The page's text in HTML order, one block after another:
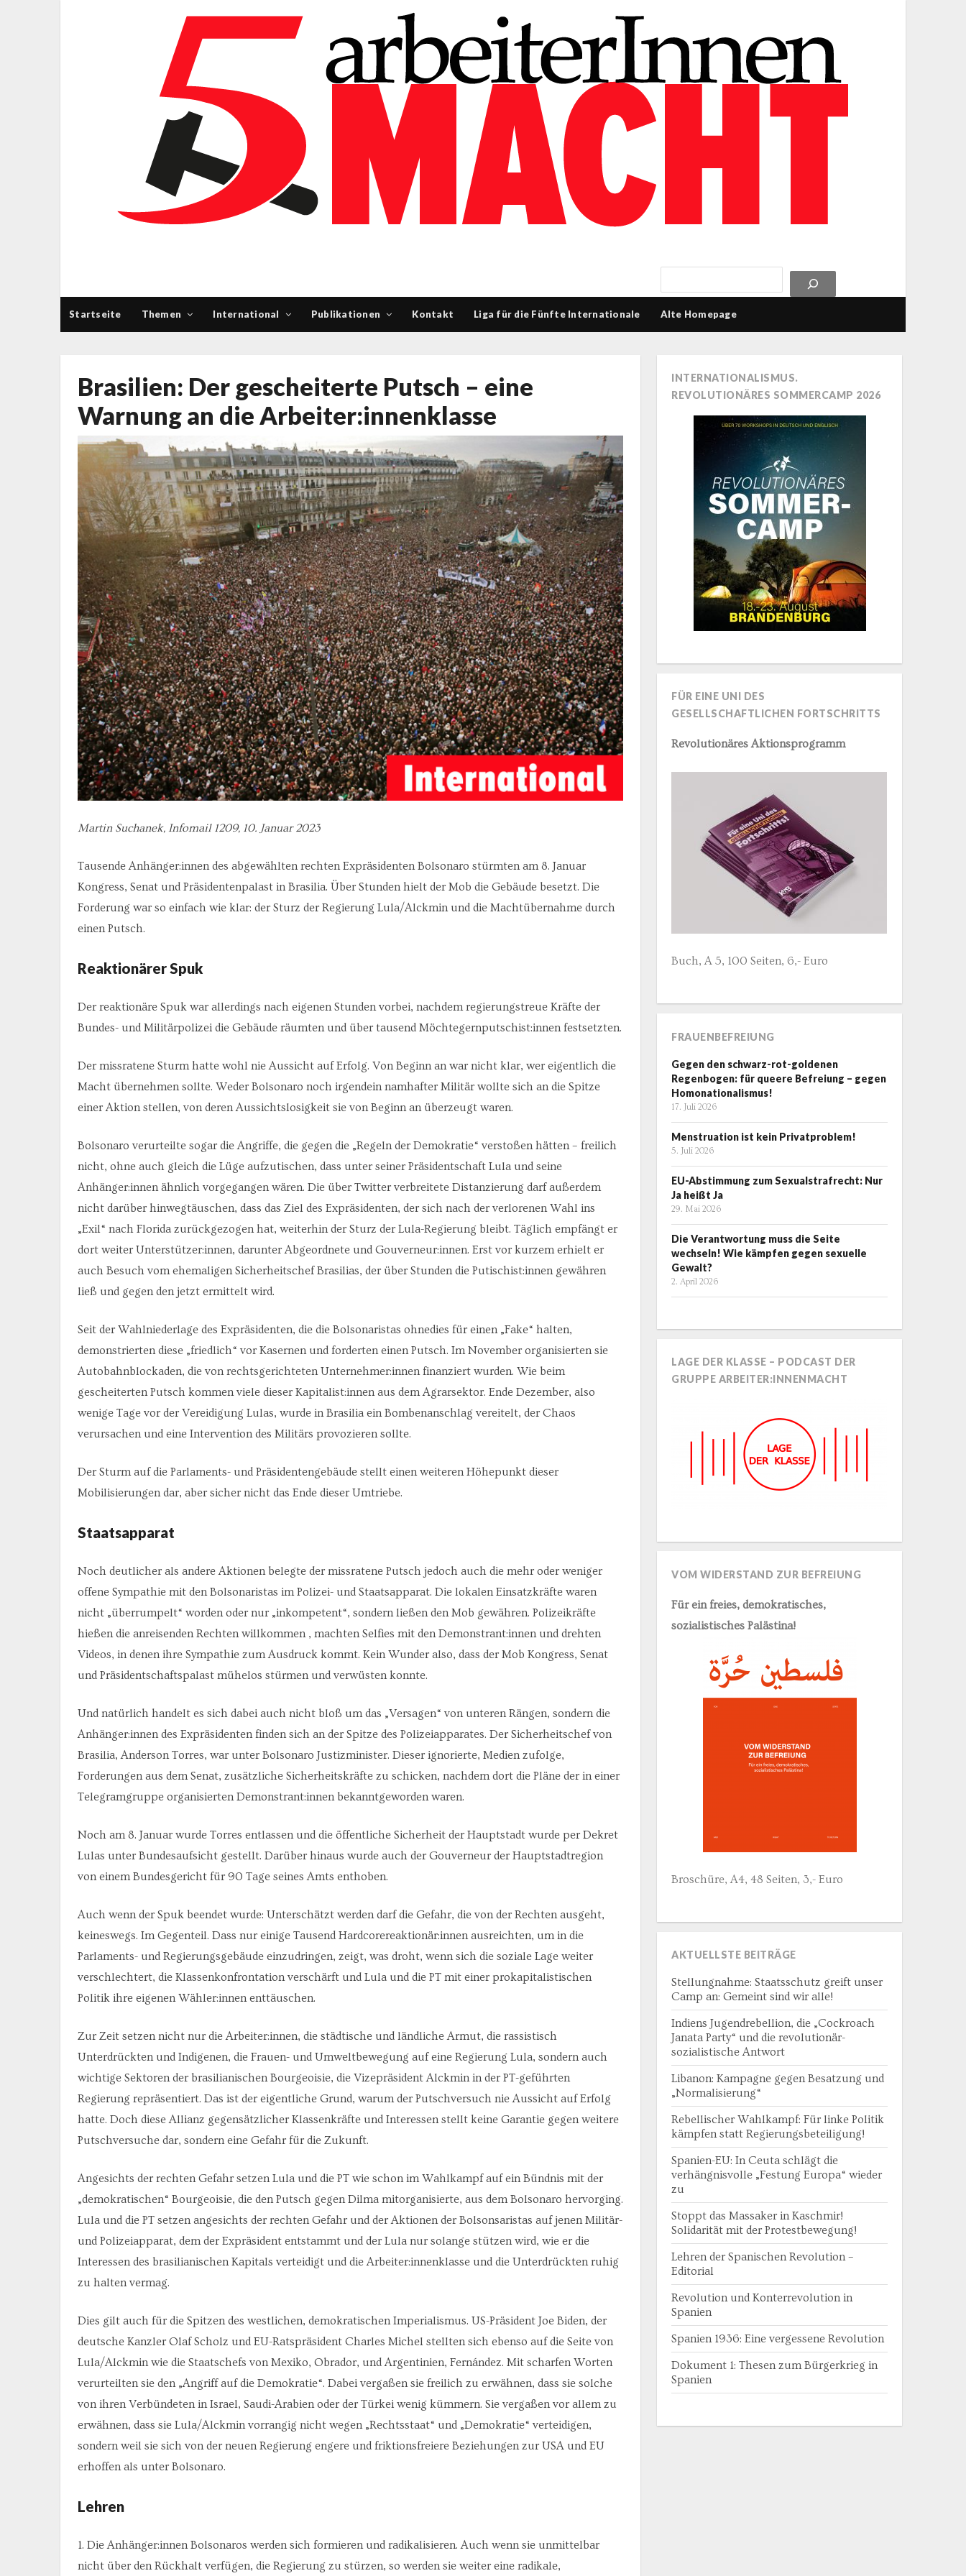
Startseite Themen International Publikationen Kontakt Liga für die Fünfte Internationale Alte Homepage
Brasilien: Der gescheiterte Putsch – eine
Warnung an die Arbeiter:innenklasse
Martin Suchanek, Infomail 1209, 10. Januar 2023
Tausende Anhänger:innen des abgewählten rechten Expräsidenten Bolsonaro stürmten am 8. Januar
Kongress, Senat und Präsidentenpalast in Brasilia. Über Stunden hielt der Mob die Gebäude besetzt. Die
Forderung war so einfach wie klar: der Sturz der Regierung Lula/Alckmin und die Machtübernahme durch
einen Putsch.
Reaktionärer Spuk
Der reaktionäre Spuk war allerdings nach eigenen Stunden vorbei, nachdem regierungstreue Kräfte der
Bundes- und Militärpolizei die Gebäude räumten und über tausend Möchtegernputschist:innen festsetzten.
Der missratene Sturm hatte wohl nie Aussicht auf Erfolg. Von Beginn an war nicht klar, wer eigentlich die
Macht übernehmen sollte. Weder Bolsonaro noch irgendein namhafter Militär wollte sich an die Spitze
einer Aktion stellen, von deren Aussichtslosigkeit sie von Beginn an überzeugt waren.
Bolsonaro verurteilte sogar die Angriffe, die gegen die „Regeln der Demokratie“ verstoßen hätten – freilich
nicht, ohne auch gleich die Lüge aufzutischen, dass unter seiner Präsidentschaft Lula und seine
Anhänger:innen ähnlich vorgegangen wären. Die über Twitter verbreitete Distanzierung darf außerdem
nicht darüber hinwegtäuschen, dass das Ziel des Expräsidenten, der sich nach der verlorenen Wahl ins
„Exil“ nach Florida zurückgezogen hat, weiterhin der Sturz der Lula-Regierung bleibt. Täglich empfängt er
dort weiter Unterstützer:innen, darunter Abgeordnete und Gouverneur:innen. Erst vor kurzem erhielt er
auch Besuch vom ehemaligen Sicherheitschef Brasilias, der über Stunden die Putischist:innen gewähren
ließ und gegen den jetzt ermittelt wird.
Seit der Wahlniederlage des Expräsidenten, die die Bolsonaristas ohnedies für einen „Fake“ halten,
demonstrierten diese „friedlich“ vor Kasernen und forderten einen Putsch. Im November organisierten sie
Autobahnblockaden, die von rechtsgerichteten Unternehmer:innen finanziert wurden. Wie beim
gescheiterten Putsch kommen viele dieser Kapitalist:innen aus dem Agrarsektor. Ende Dezember, also
wenige Tage vor der Vereidigung Lulas, wurde in Brasilia ein Bombenanschlag vereitelt, der Chaos
verursachen und eine Intervention des Militärs provozieren sollte.
Der Sturm auf die Parlaments- und Präsidentengebäude stellt einen weiteren Höhepunkt dieser
Mobilisierungen dar, aber sicher nicht das Ende dieser Umtriebe.
Staatsapparat
Noch deutlicher als andere Aktionen belegte der missratene Putsch jedoch auch die mehr oder weniger
offene Sympathie mit den Bolsonaristas im Polizei- und Staatsapparat. Die lokalen Einsatzkräfte waren
nicht „überrumpelt“ worden oder nur „inkompetent“, sondern ließen den Mob gewähren. Polizeikräfte
hießen die anreisenden Rechten willkommen , machten Selfies mit den Demonstrant:innen und drehten
Videos, in denen ihre Sympathie zum Ausdruck kommt. Kein Wunder also, dass der Mob Kongress, Senat
und Präsidentschaftspalast mühelos stürmen und verwüsten konnte.
Und natürlich handelt es sich dabei auch nicht bloß um das „Versagen“ von unteren Rängen, sondern die
Anhänger:innen des Expräsidenten finden sich an der Spitze des Polizeiapparates. Der Sicherheitschef von
Brasilia, Anderson Torres, war unter Bolsonaro Justizminister. Dieser ignorierte, Medien zufolge,
Forderungen aus dem Senat, zusätzliche Sicherheitskräfte zu schicken, nachdem dort die Pläne der in einer
Telegramgruppe organisierten Demonstrant:innen bekanntgeworden waren.
Noch am 8. Januar wurde Torres entlassen und die öffentliche Sicherheit der Hauptstadt wurde per Dekret
Lulas unter Bundesaufsicht gestellt. Darüber hinaus wurde auch der Gouverneur der Hauptstadtregion
von einem Bundesgericht für 90 Tage seines Amts enthoben.
Auch wenn der Spuk beendet wurde: Unterschätzt werden darf die Gefahr, die von der Rechten ausgeht,
keineswegs. Im Gegenteil. Dass nur einige Tausend Hardcorereaktionär:innen ausreichten, um in die
Parlaments- und Regierungsgebäude einzudringen, zeigt, was droht, wenn sich die soziale Lage weiter
verschlechtert, die Klassenkonfrontation verschärft und Lula und die PT mit einer prokapitalistischen
Politik ihre eigenen Wähler:innen enttäuschen.
Zur Zeit setzen nicht nur die Arbeiter:innen, die städtische und ländliche Armut, die rassistisch
Unterdrückten und Indigenen, die Frauen- und Umweltbewegung auf eine Regierung Lula, sondern auch
wichtige Sektoren der brasilianischen Bourgeoisie, die Vizepräsident Alckmin in der PT-geführten
Regierung repräsentiert. Das ist der eigentliche Grund, warum der Putschversuch nie Aussicht auf Erfolg
hatte. Doch diese Allianz gegensätzlicher Klassenkräfte und Interessen stellt keine Garantie gegen weitere
Putschversuche dar, sondern eine Gefahr für die Zukunft.
Angesichts der rechten Gefahr setzen Lula und die PT wie schon im Wahlkampf auf ein Bündnis mit der
„demokratischen“ Bourgeoisie, die den Putsch gegen Dilma mitorganisierte, aus dem Bolsonaro hervorging.
Lula und die PT setzen angesichts der rechten Gefahr und der Aktionen der Bolsonsaristas auf jenen Militär-
und Polizeiapparat, dem der Expräsident entstammt und der Lula nur solange stützen wird, wie er die
Interessen des brasilianischen Kapitals verteidigt und die Arbeiter:innenklasse und die Unterdrückten ruhig
zu halten vermag.
Dies gilt auch für die Spitzen des westlichen, demokratischen Imperialismus. US-Präsident Joe Biden, der
deutsche Kanzler Olaf Scholz und EU-Ratspräsident Charles Michel stellten sich ebenso auf die Seite von
Lula/Alckmin wie die Staatschefs von Mexiko, Obrador, und Argentinien, Fernández. Mit scharfen Worten
verurteilten sie den „Angriff auf die Demokratie“. Dabei vergaßen sie freilich zu erwähnen, dass sie solche
von ihren Verbündeten in Israel, Saudi-Arabien oder der Türkei wenig kümmern. Sie vergaßen vor allem zu
erwähnen, dass sie Lula/Alckmin vorrangig nicht wegen „Rechtsstaat“ und „Demokratie“ verteidigen,
sondern weil sie sich von der neuen Regierung engere und friktionsfreiere Beziehungen zur USA und EU
erhoffen als unter Bolsonaro.
Lehren
1. Die Anhänger:innen Bolsonaros werden sich formieren und radikalisieren. Auch wenn sie unmittelbar
nicht über den Rückhalt verfügen, die Regierung zu stürzen, so werden sie weiter eine radikale,
INTERNATIONALISMUS.
REVOLUTIONÄRES SOMMERCAMP 2026
FÜR EINE UNI DES
GESELLSCHAFTLICHEN FORTSCHRITTS
Revolutionäres Aktionsprogramm
Buch, A 5, 100 Seiten, 6,- Euro
FRAUENBEFREIUNG
Gegen den schwarz-rot-goldenen
Regenbogen: für queere Befreiung – gegen
Homonationalismus!
17. Juli 2026
Menstruation ist kein Privatproblem!
5. Juli 2026
EU-Abstimmung zum Sexualstrafrecht: Nur
Ja heißt Ja
29. Mai 2026
Die Verantwortung muss die Seite
wechseln! Wie kämpfen gegen sexuelle
Gewalt?
2. April 2026
LAGE DER KLASSE – PODCAST DER
GRUPPE ARBEITER:INNENMACHT
VOM WIDERSTAND ZUR BEFREIUNG
Für ein freies, demokratisches,
sozialistisches Palästina!
Broschüre, A4, 48 Seiten, 3,- Euro
AKTUELLSTE BEITRÄGE
Stellungnahme: Staatsschutz greift unser
Camp an: Gemeint sind wir alle!
Indiens Jugendrebellion, die „Cockroach
Janata Party“ und die revolutionär-
sozialistische Antwort
Libanon: Kampagne gegen Besatzung und
„Normalisierung“
Rebellischer Wahlkampf: Für linke Politik
kämpfen statt Regierungsbeteiligung!
Spanien-EU: In Ceuta schlägt die
verhängnisvolle „Festung Europa“ wieder
zu
Stoppt das Massaker in Kaschmir!
Solidarität mit der Protestbewegung!
Lehren der Spanischen Revolution –
Editorial
Revolution und Konterrevolution in
Spanien
Spanien 1936: Eine vergessene Revolution
Dokument 1: Thesen zum Bürgerkrieg in
Spanien